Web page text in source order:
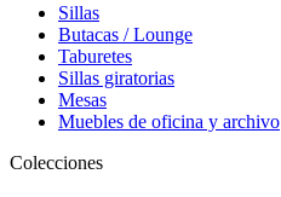
Sillas
Butacas / Lounge
Taburetes
Sillas giratorias
Mesas
Muebles de oficina y archivo
Colecciones